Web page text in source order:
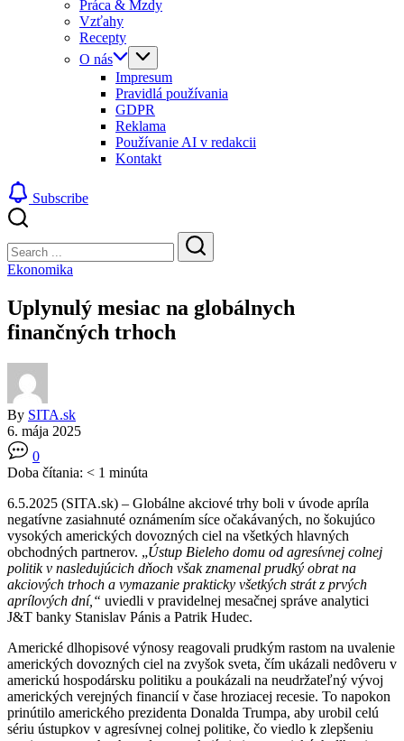
Práca & Mzdy
Vzťahy
Recepty
O nás
Impresum
Pravidlá používania
GDPR
Reklama
Používanie AI v redakcii
Kontakt
Subscribe
Search
Search
Ekonomika
Uplynulý mesiac na globálnych
finančných trhoch
By SITA.sk
6. mája 2025
0
Doba čítania: < 1 minúta
6.5.2025 (SITA.sk) – Globálne akciové trhy boli v úvode apríla
negatívne zasiahnuté oznámením síce očakávaných, no šokujúco
vysokých amerických dovozných ciel na všetkých hlavných
obchodných partnerov. „Ústup Bieleho domu od agresívnej colnej
politik v nasledujúcich dňoch však znamenal prudký obrat na
akciových trhoch a vymazanie prakticky všetkých strát z prvých
aprílových dní,“ uviedli v pravidelnej mesačnej správe analytici
J&T banky Stanislav Pánis a Patrik Hudec.
Americké dlhopisové výnosy reagovali prudkým rastom na uvalenie
amerických dovozných ciel na zvyšok sveta, čím ukázali nedôveru v
americkú hospodársku politiku a poukázali na neudržateľný vývoj
amerických verejných financií v čase hroziacej recesie. To napokon
prinútilo amerického prezidenta Donalda Trumpa, aby urobil celú
sériu ústupkov v agresívnej colnej politike, čo viedlo k zlepšeniu